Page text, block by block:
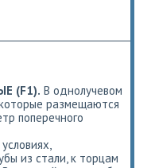
(F1). В однолучевом
размещаются
поперечного
из стали, к торцам